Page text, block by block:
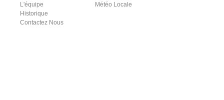
L'équipe
Historique
Contactez Nous
Météo Locale